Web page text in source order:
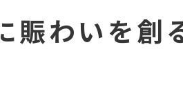
賑わいを創